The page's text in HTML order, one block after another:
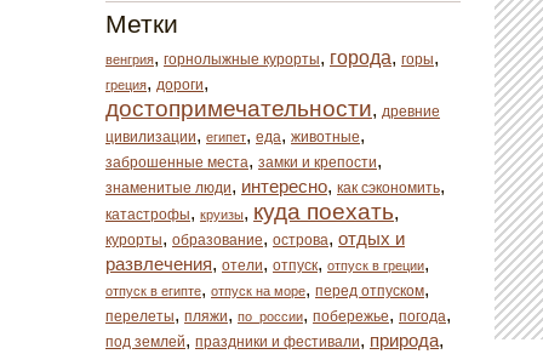
Метки
венгрия, горнолыжные курорты, города, горы,
греция, дороги,
достопримечательности, древние
цивилизации, египет, еда, животные,
заброшенные места, замки и крепости,
знаменитые люди, интересно, как сэкономить,
катастрофы, круизы, куда поехать,
курорты, образование, острова, отдых и
развлечения, отели, отпуск, отпуск в греции,
отпуск в египте, отпуск на море, перед отпуском,
перелеты, пляжи, по_россии, побережье, погода,
под землей, праздники и фестивали, природа,